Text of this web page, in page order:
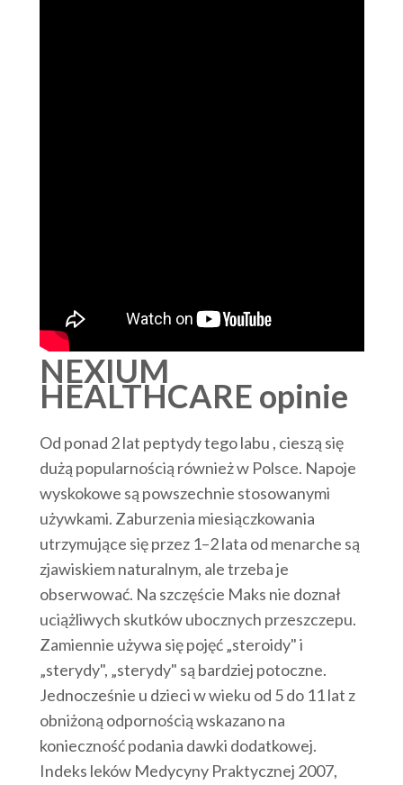
NEXIUM
HEALTHCARE opinie
Od ponad 2 lat peptydy tego labu , cieszą się
dużą popularnością również w Polsce. Napoje
wyskokowe są powszechnie stosowanymi
używkami. Zaburzenia miesiączkowania
utrzymujące się przez 1–2 lata od menarche są
zjawiskiem naturalnym, ale trzeba je
obserwować. Na szczęście Maks nie doznał
uciążliwych skutków ubocznych przeszczepu.
Zamiennie używa się pojęć „steroidy" i
„sterydy", „sterydy" są bardziej potoczne.
Jednocześnie u dzieci w wieku od 5 do 11 lat z
obniżoną odpornością wskazano na
konieczność podania dawki dodatkowej.
Indeks leków Medycyny Praktycznej 2007,